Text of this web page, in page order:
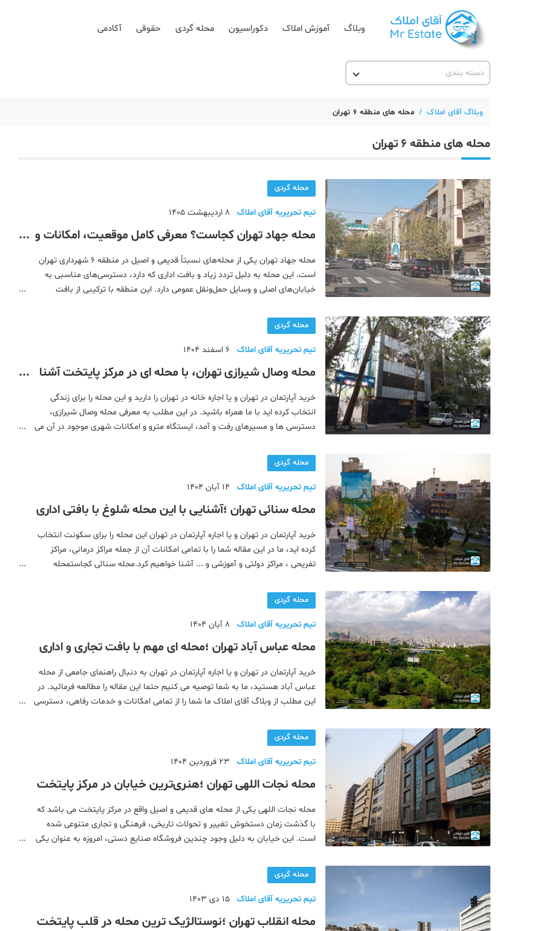
وبلاگ آموزش املاک دکوراسیون محله گردی حقوقی آکادمی
دسته بندی
آقای مشاور املاک
آموزش پلتفرم آقای املاک
تحلیل مسکن
حقوقی
دانستنی
دکوراسیون
صنعت ساختمان
محله گردی
معماری
ملکی
همایش و نمایشگاه
وبلاگ آقای املاک / محله های منطقه 6 تهران
محله های منطقه 6 تهران
محله گردی
تیم تحریریه آقای املاک 8 اردیبهشت 1405
محله جهاد تهران کجاست؟ معرفی کامل موقعیت، امکانات و
دسترسی‌ها
محله جهاد تهران یکی از محله‌های نسبتاً قدیمی و اصیل در منطقه ۶ شهرداری تهران
است. این محله به دلیل تردد زیاد و بافت اداری که دارد، دسترسی‌های مناسبی به
خیابان‌های اصلی و وسایل حمل‌ونقل عمومی دارد. این منطقه با ترکیبی از بافت
محله گردی
تیم تحریریه آقای املاک 6 اسفند 1404
محله وصال شیرازی تهران، با محله ای در مرکز پایتخت آشنا
شوید
خرید آپارتمان در تهران و یا اجاره خانه در تهران را دارید و این محله را برای زندگی
انتخاب کرده اید با ما همراه باشید. در این مطلب به معرفی محله وصال شیرازی،
دسترسی ها و مسیرهای رفت و آمد، ایستگاه مترو و امکانات شهری موجود در آن می
محله گردی
تیم تحریریه آقای املاک 14 آبان 1404
محله سنائی تهران ؛آشنایی با این محله شلوغ با بافتی اداری
خرید آپارتمان در تهران و یا اجاره آپارتمان در تهران این محله را برای سکونت انتخاب
کرده اید، ما در این مقاله شما را با تمامی امکانات آن از جمله مراکز درمانی، مراکز
تفریحی ، مراکز دولتی و آموزشی و ... آشنا خواهیم کرد.محله سنائی کجاستمحله
محله گردی
تیم تحریریه آقای املاک 8 آبان 1404
محله عباس آباد تهران ؛محله ای مهم با بافت تجاری و اداری
خرید آپارتمان در تهران و یا اجاره آپارتمان در تهران به دنبال راهنمای جامعی از محله
عباس آباد هستید، ما به شما توصیه می کنیم حتما این مقاله را مطالعه فرمائید. در
این مطلب از وبلاگ آقای املاک ما شما را از تمامی امکانات و خدمات رفاهی، دسترسی
محله گردی
تیم تحریریه آقای املاک 23 فروردین 1404
محله نجات اللهی تهران ؛هنری‌ترین خیابان‌ در مرکز پایتخت
محله نجات‌ اللهی یکی از محله های قدیمی و اصیل واقع در مرکز پایتخت می باشد که
با گذشت زمان دستخوش تغییر و تحولات تاریخی، فرهنگی و تجاری متنوعی شده
است. این خیابان به دلیل وجود چندین فروشگاه‌ صنایع دستی، امروزه به عنوان یکی
محله گردی
تیم تحریریه آقای املاک 15 دی 1403
محله انقلاب تهران ؛نوستالژیک ترین محله در قلب پایتخت